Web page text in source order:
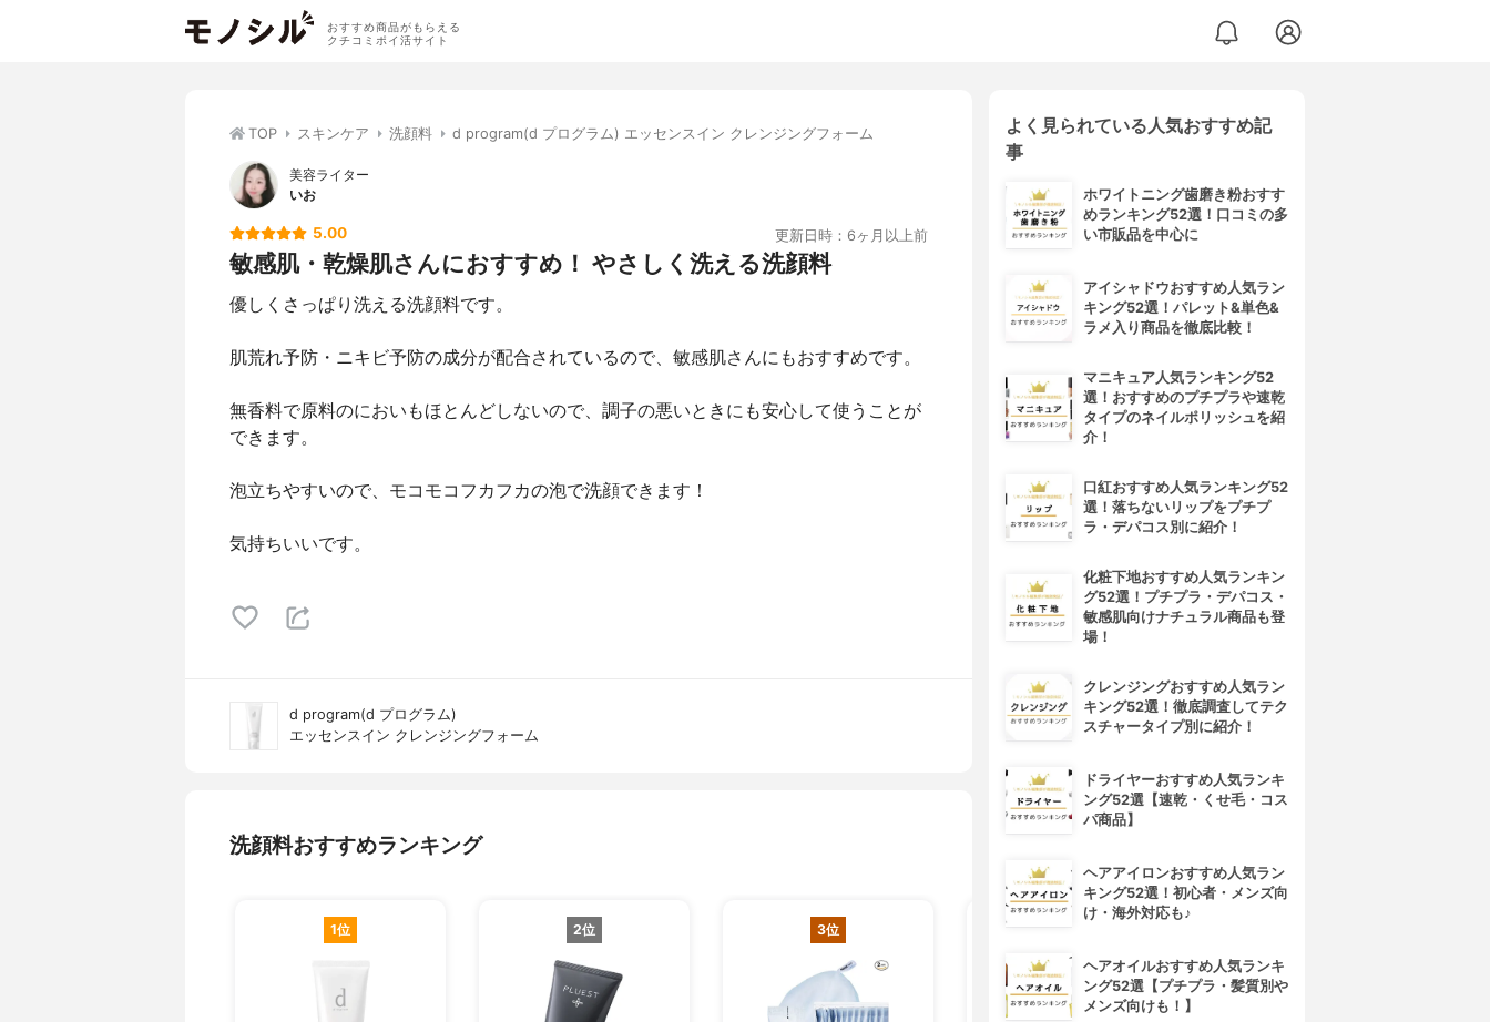
おすすめ商品がもらえる
クチコミポイ活サイト
TOP スキンケア 洗顔料 d program(d プログラム) エッセンスイン クレンジングフォーム
美容ライター
いお
5.00 更新日時：6ヶ月以上前
敏感肌・乾燥肌さんにおすすめ！ やさしく洗える洗顔料
優しくさっぱり洗える洗顔料です。
肌荒れ予防・ニキビ予防の成分が配合されているので、敏感肌さんにもおすすめです。
無香料で原料のにおいもほとんどしないので、調子の悪いときにも安心して使うことが
できます。
泡立ちやすいので、モコモコフカフカの泡で洗顔できます！
気持ちいいです。
d program(d プログラム)
エッセンスイン クレンジングフォーム
洗顔料おすすめランキング
1位 2位 3位
よく見られている人気おすすめ記
事
ホワイトニング歯磨き粉おすす
めランキング52選！口コミの多
い市販品を中心に
アイシャドウおすすめ人気ラン
キング52選！パレット&単色&
ラメ入り商品を徹底比較！
マニキュア人気ランキング52
選！おすすめのプチプラや速乾
タイプのネイルポリッシュを紹
介！
口紅おすすめ人気ランキング52
選！落ちないリップをプチプ
ラ・デパコス別に紹介！
化粧下地おすすめ人気ランキン
グ52選！プチプラ・デパコス・
敏感肌向けナチュラル商品も登
場！
クレンジングおすすめ人気ラン
キング52選！徹底調査してテク
スチャータイプ別に紹介！
ドライヤーおすすめ人気ランキ
ング52選【速乾・くせ毛・コス
パ商品】
ヘアアイロンおすすめ人気ラン
キング52選！初心者・メンズ向
け・海外対応も♪
ヘアオイルおすすめ人気ランキ
ング52選【プチプラ・髪質別や
メンズ向けも！】